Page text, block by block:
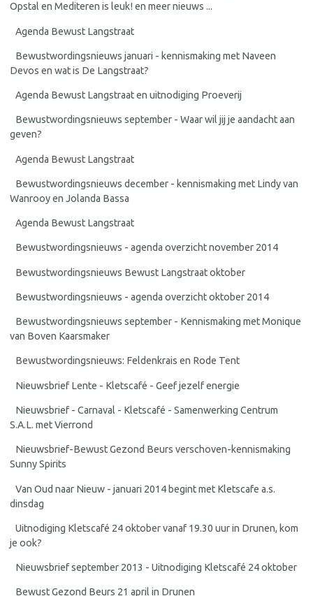
Opstal en Mediteren is leuk! en meer nieuws ...
Agenda Bewust Langstraat
Bewustwordingsnieuws januari - kennismaking met Naveen
Devos en wat is De Langstraat?
Agenda Bewust Langstraat en uitnodiging Proeverij
Bewustwordingsnieuws september - Waar wil jij je aandacht aan
geven?
Agenda Bewust Langstraat
Bewustwordingsnieuws december - kennismaking met Lindy van
Wanrooy en Jolanda Bassa
Agenda Bewust Langstraat
Bewustwordingsnieuws - agenda overzicht november 2014
Bewustwordingsnieuws Bewust Langstraat oktober
Bewustwordingsnieuws - agenda overzicht oktober 2014
Bewustwordingsnieuws september - Kennismaking met Monique
van Boven Kaarsmaker
Bewustwordingsnieuws: Feldenkrais en Rode Tent
Nieuwsbrief Lente - Kletscafé - Geef jezelf energie
Nieuwsbrief - Carnaval - Kletscafé - Samenwerking Centrum
S.A.L. met Vierrond
Nieuwsbrief-Bewust Gezond Beurs verschoven-kennismaking
Sunny Spirits
Van Oud naar Nieuw - januari 2014 begint met Kletscafe a.s.
dinsdag
Uitnodiging Kletscafé 24 oktober vanaf 19.30 uur in Drunen, kom
je ook?
Nieuwsbrief september 2013 - Uitnodiging Kletscafé 24 oktober
Bewust Gezond Beurs 21 april in Drunen